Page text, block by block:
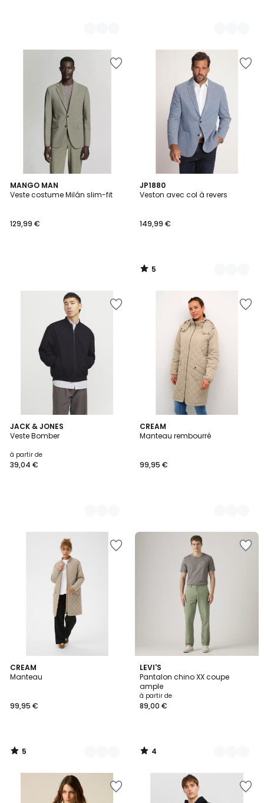
MANGO MAN
Veste costume Milán slim-fit
129,99 €
JP1880
Veston avec col à revers
149,99 €
5
/
3
Couleurs
5
/
JACK & JONES
Veste Bomber
à partir de
39,04 €
5
Couleurs
CREAM
Manteau rembourré
99,95 €
5
Couleurs
CREAM
Manteau
99,95 €
5
/
6
Couleurs
5
/
LEVI'S
Pantalon chino XX coupe
ample
à partir de
89,00 €
4
/
5
4
Couleurs
4
/